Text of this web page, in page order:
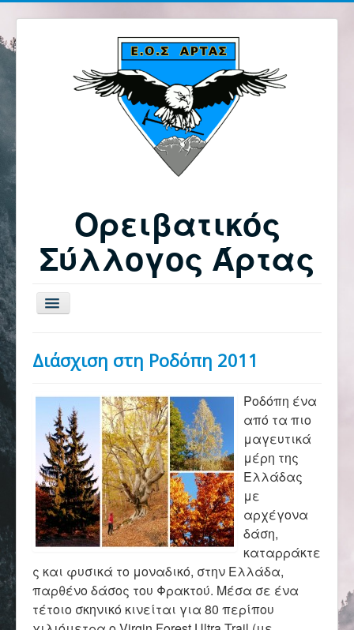
Ορειβατικός
Σύλλογος Άρτας
Εναλλαγή
πλοήγησης
Αρχική
Σύλλογος
Ορειβασία
Αναρρίχηση
Βουνό και φύση
Διάσχιση στη Ροδόπη 2011
Ροδόπη ένα
από τα πιο
μαγευτικά
μέρη της
Ελλάδας
με
αρχέγονα
δάση,
καταρράκτε
ς και φυσικά το μοναδικό, στην Ελλάδα,
παρθένο δάσος του Φρακτού. Μέσα σε ένα
τέτοιο σκηνικό κινείται για 80 περίπου